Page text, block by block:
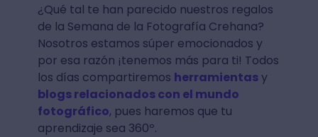
¿Qué tal te han parecido nuestros regalos
de la Semana de la Fotografía Crehana?
Nosotros estamos súper emocionados y
por esa razón ¡tenemos más para ti! Todos
los días compartiremos herramientasy
blogs relacionados con el mundo
fotográfico, pues haremos que tu
aprendizaje sea 360º.